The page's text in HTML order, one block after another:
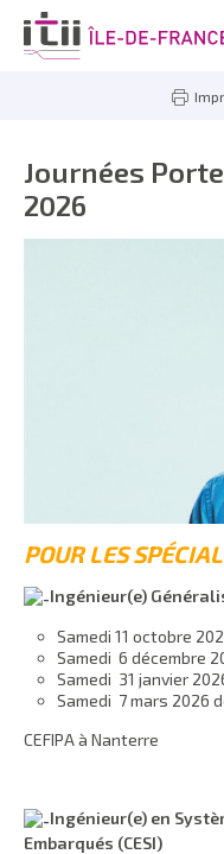
Journées
2026
POUR LES
Ingénieur(e)
Samedi 11 octobre
Samedi 6 décembre
Samedi 31 janvier
Samedi 7 mars 2026
CEFIPA à Nanterre
Ingénieur(e) en
Embarqués (CESI)